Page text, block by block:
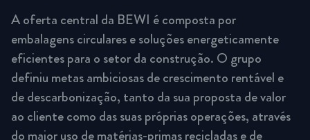
A oferta central da BEWI é composta por
embalagens circulares e soluções energeticamente
eficientes para o setor da construção. O grupo
definiu metas ambiciosas de crescimento rentável e
de descarbonização, tanto da sua proposta de valor
ao cliente como das suas próprias operações, através
do maior uso de matérias-primas recicladas e de